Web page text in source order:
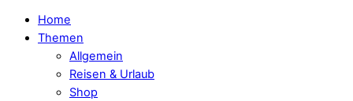
Home
Themen
Allgemein
Reisen & Urlaub
Shop